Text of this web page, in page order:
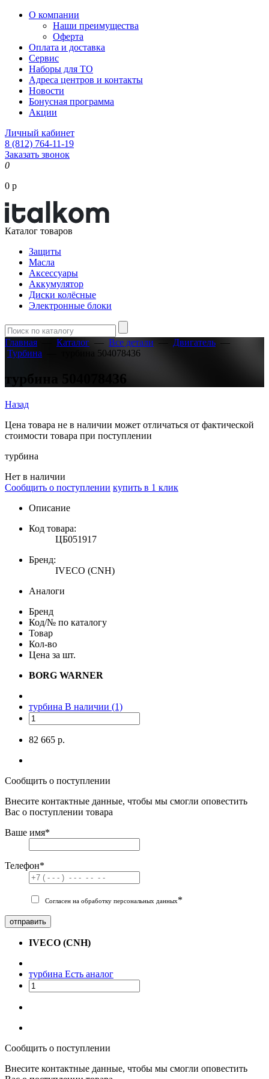
О компании
Наши преимущества
Оферта
Оплата и доставка
Сервис
Наборы для ТО
Адреса центров и контакты
Новости
Бонусная программа
Акции
Личный кабинет
8 (812) 764-11-19
Заказать звонок
0
0 р
Каталог товаров
Защиты
Масла
Аксессуары
Аккумулятор
Диски колёсные
Электронные блоки
Главная Каталог — Все детали — Двигатель —
Турбина
турбина 504078436
турбина 504078436
Назад
Цена товара не в наличии может отличаться от фактической
стоимости товара при поступлении
турбина
Нет в наличии
Сообщить о поступлении купить в 1 клик
Описание
Код товара:
ЦБ051917
Бренд:
IVECO (CNH)
Аналоги
Бренд
Код/№ по каталогу
Товар
Кол-во
Цена за шт.
BORG WARNER
турбина В наличии (1)
82 665 р.
Сообщить о поступлении
Внесите контактные данные, чтобы мы смогли оповестить
Вас о поступлении товара
Ваше имя*
Телефон*
Согласен на обработку персональных данных*
отправить
IVECO (CNH)
турбина Есть аналог
Сообщить о поступлении
Внесите контактные данные, чтобы мы смогли оповестить